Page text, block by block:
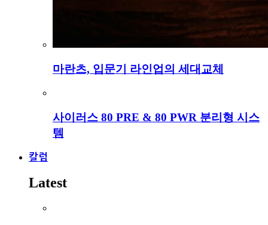
마란츠, 입문기 라인업의 세대교체
사이러스 80 PRE & 80 PWR 분리형 시스
템
칼럼
Latest